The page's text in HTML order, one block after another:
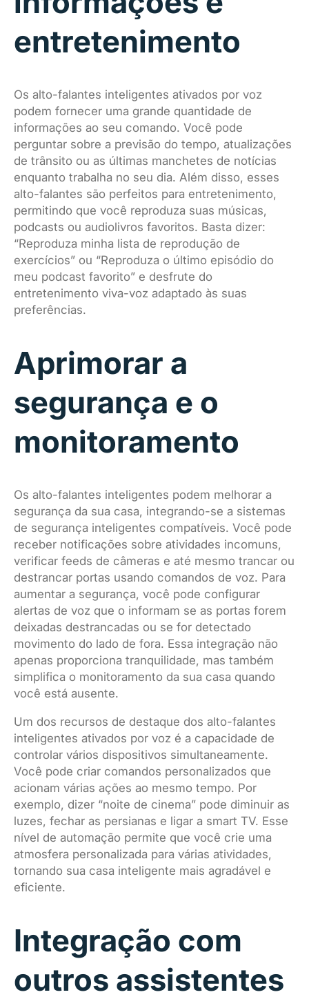
entretenimento
Os alto-falantes inteligentes ativados por voz
podem fornecer uma grande quantidade de
informações ao seu comando. Você pode
perguntar sobre a previsão do tempo, atualizações
de trânsito ou as últimas manchetes de notícias
enquanto trabalha no seu dia. Além disso, esses
alto-falantes são perfeitos para entretenimento,
permitindo que você reproduza suas músicas,
podcasts ou audiolivros favoritos. Basta dizer:
“Reproduza minha lista de reprodução de
exercícios” ou “Reproduza o último episódio do
meu podcast favorito” e desfrute do
entretenimento viva-voz adaptado às suas
preferências.
Aprimorar a
segurança e o
monitoramento
Os alto-falantes inteligentes podem melhorar a
segurança da sua casa, integrando-se a sistemas
de segurança inteligentes compatíveis. Você pode
receber notificações sobre atividades incomuns,
verificar feeds de câmeras e até mesmo trancar ou
destrancar portas usando comandos de voz. Para
aumentar a segurança, você pode configurar
alertas de voz que o informam se as portas forem
deixadas destrancadas ou se for detectado
movimento do lado de fora. Essa integração não
apenas proporciona tranquilidade, mas também
simplifica o monitoramento da sua casa quando
você está ausente.
Um dos recursos de destaque dos alto-falantes
inteligentes ativados por voz é a capacidade de
controlar vários dispositivos simultaneamente.
Você pode criar comandos personalizados que
acionam várias ações ao mesmo tempo. Por
exemplo, dizer “noite de cinema” pode diminuir as
luzes, fechar as persianas e ligar a smart TV. Esse
nível de automação permite que você crie uma
atmosfera personalizada para várias atividades,
tornando sua casa inteligente mais agradável e
eficiente.
Integração com
outros assistentes